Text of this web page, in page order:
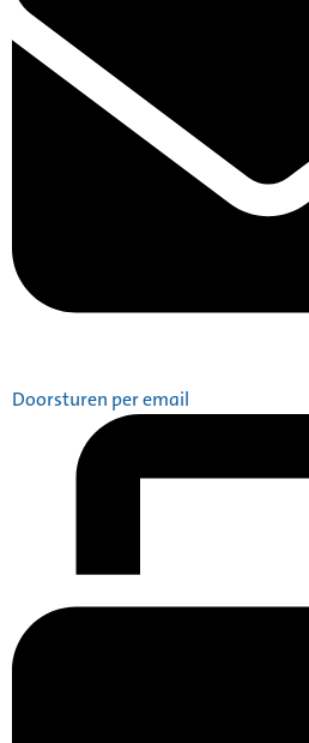
Doorsturen per email